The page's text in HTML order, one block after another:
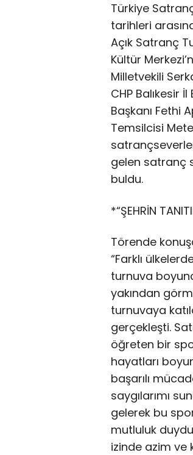
Türkiye
tarihleri
Açık Satranç
Kültür
Milletvekili
CHP Balıkesir
Başkanı Fethi
Temsilcisi
gelen satranç
buldu.
*“ŞEHRİN
Törende
“Farklı
turnuva
yakından
turnuvaya
gerçekleşti.
öğreten bir
hayatları
başarılı
saygılarımı
gelerek bu
mutluluk
izinde azim ve